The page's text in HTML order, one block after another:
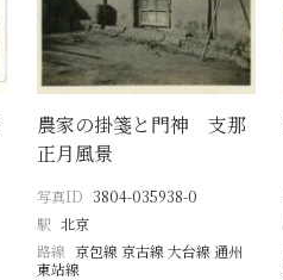
農家の掛箋と門神 支那
正月風景
写真ID 3804-035938-0
駅 北京
路線 京包線 京古線 大台線 通州
東站線